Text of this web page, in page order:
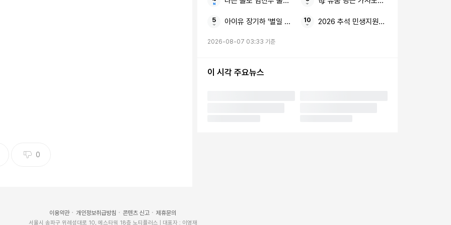
다. 0
아이유 장기하 '별일 없이 산다' 2026 추석 민생지원금 50만원 4차 지급일
2026-08-07 03:33 기준
이 시각 주요뉴스
이용약관 개인정보취급방침 콘텐츠 신고 제휴문의
서울시 송파구 위례성대로 10, 에스타워 18층 노티플러스 | 대표자 : 이영재